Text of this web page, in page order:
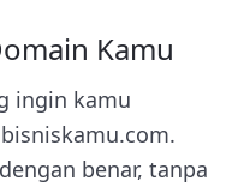
Kamu
ingin kamu
benar, tanpa